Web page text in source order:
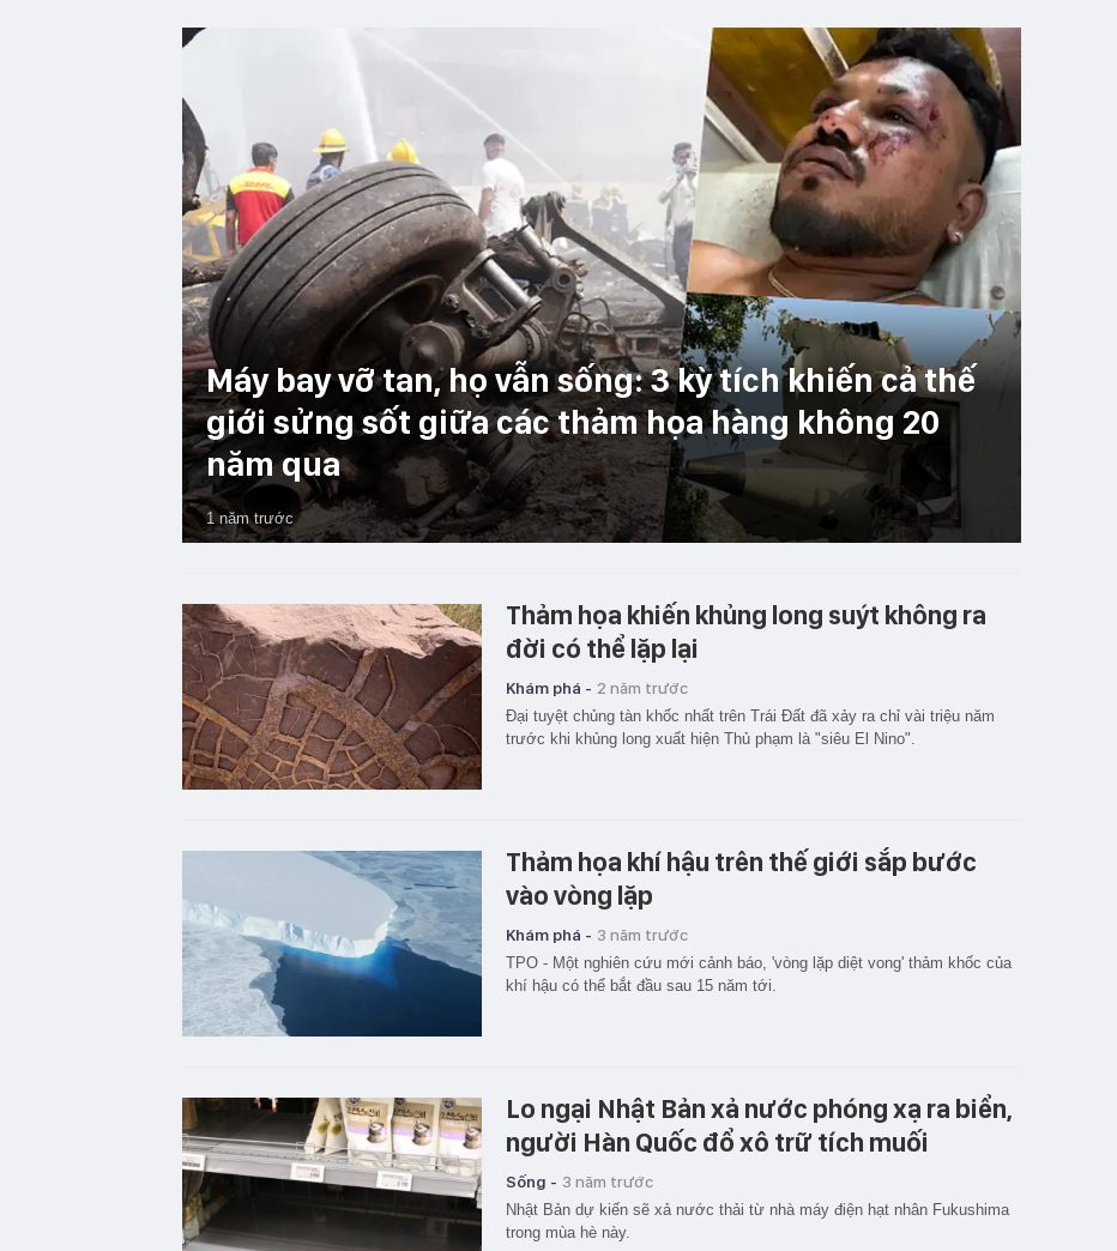
Máy bay vỡ tan, họ vẫn sống: 3 kỳ tích khiến cả thế
giới sửng sốt giữa các thảm họa hàng không 20
năm qua
1 năm trước
Thảm họa khiến khủng long suýt không ra
đời có thể lặp lại
Khám phá - 2 năm trước
Đại tuyệt chủng tàn khốc nhất trên Trái Đất đã xảy ra chỉ vài triệu năm
trước khi khủng long xuất hiện Thủ phạm là "siêu El Nino".
Thảm họa khí hậu trên thế giới sắp bước
vào vòng lặp
Khám phá - 3 năm trước
TPO - Một nghiên cứu mới cảnh báo, 'vòng lặp diệt vong' thảm khốc của
khí hậu có thể bắt đầu sau 15 năm tới.
Lo ngại Nhật Bản xả nước phóng xạ ra biển,
người Hàn Quốc đổ xô trữ tích muối
Sống - 3 năm trước
Nhật Bản dự kiến sẽ xả nước thải từ nhà máy điện hạt nhân Fukushima
trong mùa hè này.